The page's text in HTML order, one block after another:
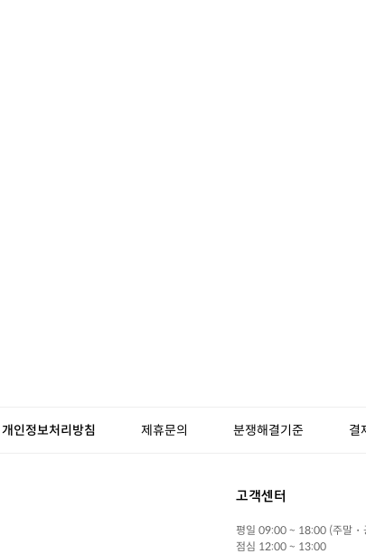
개인정보처리방침 제휴문의 분쟁해결기준 결
고객센터
평일 09:00 ~ 18:00 (주말・
점심 12:00 ~ 13:00